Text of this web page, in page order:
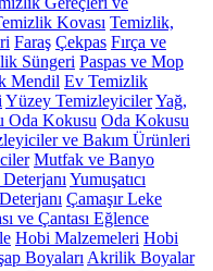
Kovası Temizlik,
Faraş Çekpas Fırça ve
Süngeri Paspas ve Mop
Mendil Ev Temizlik
Yüzey TemizleyicilerYağ,
Oda Kokusu Oda Kokusu
ve Bakım Ürünleri
Mutfak ve Banyo
Yumuşatıcı
Çamaşır Leke
ve Çantası Eğlence
Hobi Malzemeleri Hobi
Boyaları Akrilik Boyalar